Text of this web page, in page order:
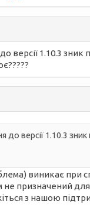
версії 1.10.3
версії 1.10.3
виникає при
призначений
з нашою